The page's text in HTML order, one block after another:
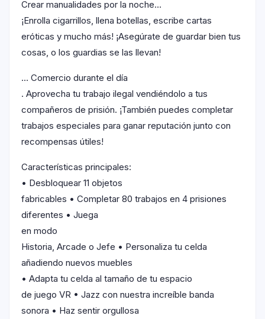
Crear manualidades por la noche…
¡Enrolla cigarrillos, llena botellas, escribe cartas
eróticas y mucho más! ¡Asegúrate de guardar bien tus
cosas, o los guardias se las llevan!
… Comercio durante el día
. Aprovecha tu trabajo ilegal vendiéndolo a tus
compañeros de prisión. ¡También puedes completar
trabajos especiales para ganar reputación junto con
recompensas útiles!
Características principales:
• Desbloquear 11 objetos
fabricables • Completar 80 trabajos en 4 prisiones
diferentes • Juega
en modo
Historia, Arcade o Jefe • Personaliza tu celda
añadiendo nuevos muebles
• Adapta tu celda al tamaño de tu espacio
de juego VR • Jazz con nuestra increíble banda
sonora • Haz sentir orgullosa